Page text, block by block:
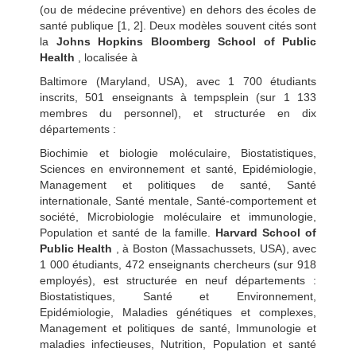
(ou de médecine préventive) en dehors des écoles de
santé publique [1, 2]. Deux modèles souvent cités sont
la Johns Hopkins Bloomberg School of Public
Health , localisée à
Baltimore (Maryland, USA), avec 1 700 étudiants
inscrits, 501 enseignants à tempsplein (sur 1 133
membres du personnel), et structurée en dix
départements :
Biochimie et biologie moléculaire, Biostatistiques,
Sciences en environnement et santé, Epidémiologie,
Management et politiques de santé, Santé
internationale, Santé mentale, Santé-comportement et
société, Microbiologie moléculaire et immunologie,
Population et santé de la famille. Harvard School of
Public Health , à Boston (Massachussets, USA), avec
1 000 étudiants, 472 enseignants chercheurs (sur 918
employés), est structurée en neuf départements :
Biostatistiques, Santé et Environnement,
Epidémiologie, Maladies génétiques et complexes,
Management et politiques de santé, Immunologie et
maladies infectieuses, Nutrition, Population et santé